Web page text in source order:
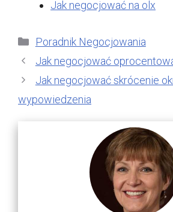
Jak negocjować na olx
Kategorie
Poradnik Negocjowania
Jak negocjować
Jak negocjować skrócenie
wypowiedzenia